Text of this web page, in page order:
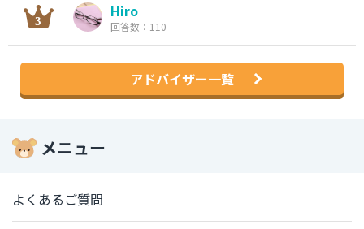
Hiro
回答数：110
アドバイザー一覧
メニュー
よくあるご質問